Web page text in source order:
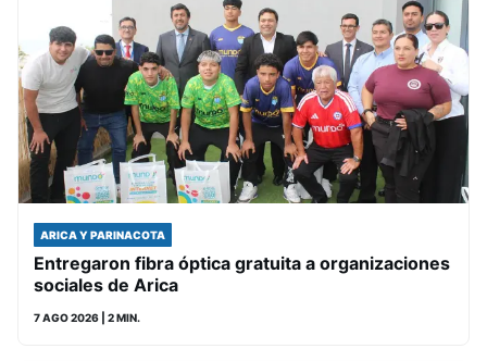
ARICA Y PARINACOTA
Entregaron fibra óptica gratuita a organizaciones
sociales de Arica
7 AGO 2026 | 2 MIN.